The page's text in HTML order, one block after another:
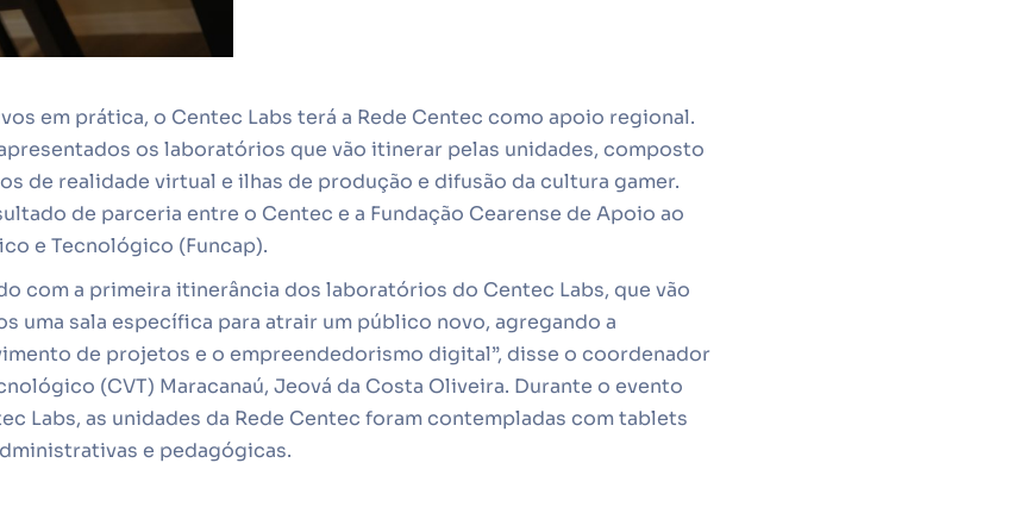
em prática, o Centec Labs terá a Rede Centec como apoio regional.
os laboratórios que vão itinerar pelas unidades, composto
de realidade virtual e ilhas de produção e difusão da cultura gamer.
de parceria entre o Centec e a Fundação Cearense de Apoio ao
e Tecnológico (Funcap).
com a primeira itinerância dos laboratórios do Centec Labs, que vão
uma sala específica para atrair um público novo, agregando a
de projetos e o empreendedorismo digital”, disse o coordenador
(CVT) Maracanaú, Jeová da Costa Oliveira. Durante o evento
Labs, as unidades da Rede Centec foram contempladas com tablets
e pedagógicas.